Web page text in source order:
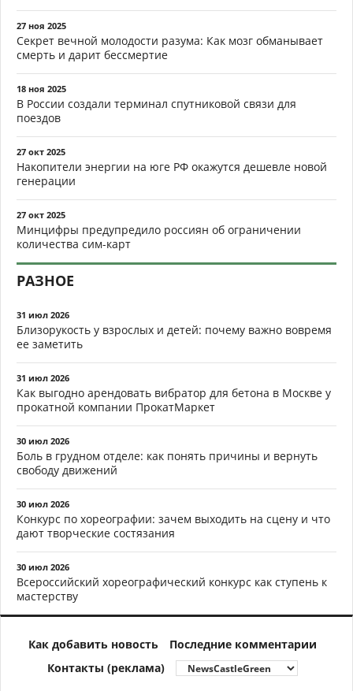
27 ноя 2025
Секрет вечной молодости разума: Как мозг обманывает
смерть и дарит бессмертие
18 ноя 2025
В России создали терминал спутниковой связи для
поездов
27 окт 2025
Накопители энергии на юге РФ окажутся дешевле новой
генерации
27 окт 2025
Минцифры предупредило россиян об ограничении
количества сим-карт
РАЗНОЕ
31 июл 2026
Близорукость у взрослых и детей: почему важно вовремя
ее заметить
31 июл 2026
Как выгодно арендовать вибратор для бетона в Москве у
прокатной компании ПрокатМаркет
30 июл 2026
Боль в грудном отделе: как понять причины и вернуть
свободу движений
30 июл 2026
Конкурс по хореографии: зачем выходить на сцену и что
дают творческие состязания
30 июл 2026
Всероссийский хореографический конкурс как ступень к
мастерству
Как добавить новость
Последние комментарии
Контакты (реклама)